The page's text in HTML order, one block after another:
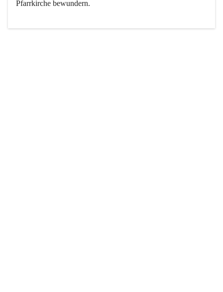
Pfarrkirche bewundern.
Der Weinbau dominert heute nicht mehr, ist aber integrativer